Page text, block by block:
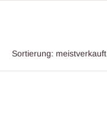
Sortierung: meistverkauft